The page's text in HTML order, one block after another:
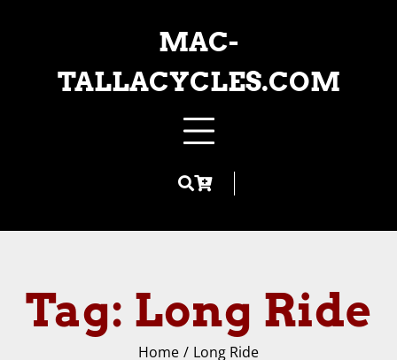
MAC-
TALLACYCLES.COM
Tag: Long Ride
Home Long Ride